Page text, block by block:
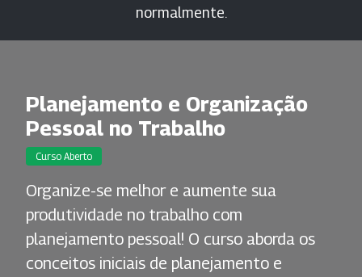
normalmente.
Planejamento e Organização
Pessoal no Trabalho
Curso Aberto
Organize-se melhor e aumente sua
produtividade no trabalho com
planejamento pessoal! O curso aborda os
conceitos iniciais de planejamento e